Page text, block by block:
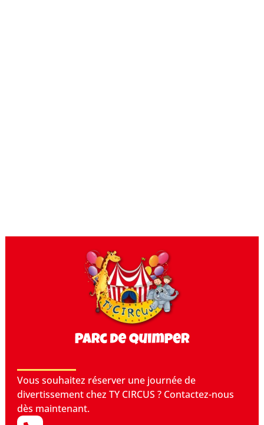
Vous souhaitez réserver une journée de
divertissement chez TY CIRCUS ? Contactez-nous
dès maintenant.